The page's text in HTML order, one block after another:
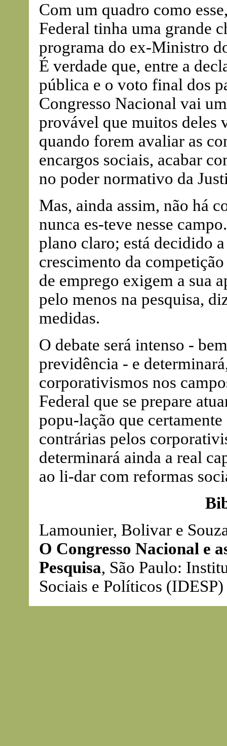
Com um quadro como
Federal tinha uma grande
programa do ex-Ministro
É verdade que, entre a
pública e o voto final dos
Congresso Nacional vai
provável que muitos deles
quando forem avaliar as
encargos sociais, acabar
no poder normativo da
Mas, ainda assim, não há
nunca es-teve nesse
plano claro; está decidido
crescimento da
de emprego exigem a sua
pelo menos na pesquisa,
medidas.
O debate será intenso -
previdência - e
corporativismos nos
Federal que se prepare
popu-lação que
contrárias pelos
determinará ainda a real
ao li-dar com reformas
Lamounier, Bolivar e
O Congresso Nacional e
Pesquisa, São Paulo:
Sociais e Políticos (IDESP)